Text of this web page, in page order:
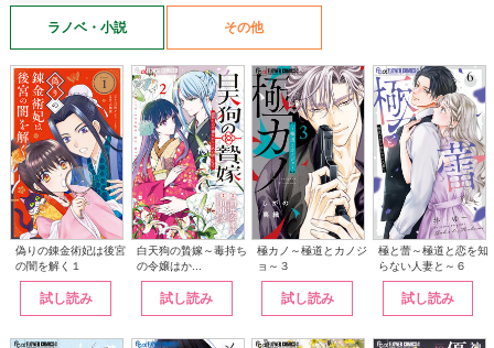
ラノベ・小説 その他
偽りの錬金術妃は後宮
の闇を解く１
試し読み
白天狗の贄嫁～毒持ち
の令嬢はか...
試し読み
極カノ～極道とカノジ
ョ～３
試し読み
極と蕾～極道と恋を知
らない人妻と～６
試し読み